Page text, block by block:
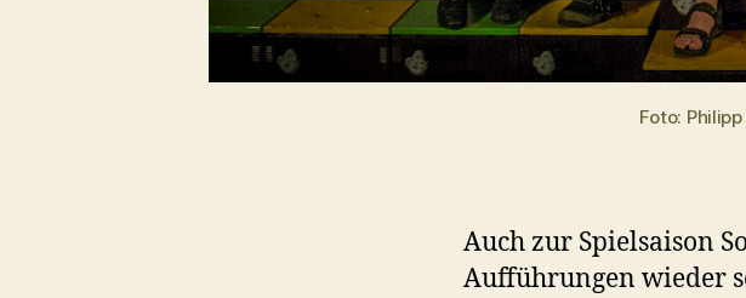
Foto:
Auch zur Spielsaison
Aufführungen wieder